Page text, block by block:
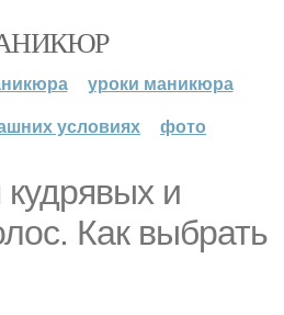
уроки маникюра
условиях
фото
и
Как выбрать